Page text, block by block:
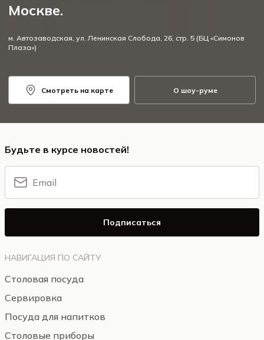
Москве.
м. Автозаводская, ул. Ленинская Слобода, 26, стр. 5 (БЦ «Симонов
Плаза»)
Смотреть на карте О шоу-руме
НАВИГАЦИЯ ПО САЙТУ
Столовая посуда
Сервировка
Посуда для напитков
Столовые приборы
Будьте в курсе новостей!
Подписаться